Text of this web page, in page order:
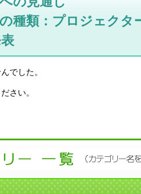
種類：プロジェクタ
でした。
さい。